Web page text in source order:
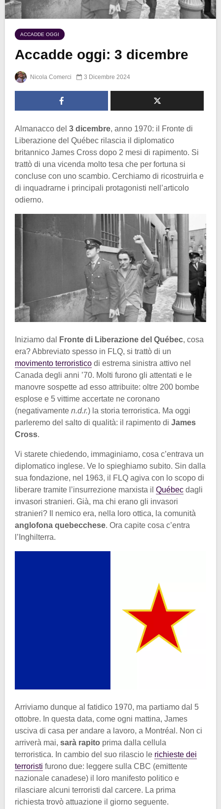
ACCADDE OGGI
Accadde oggi: 3 dicembre
Nicola Comerci 3 Dicembre 2024
Almanacco del 3 dicembre, anno 1970: il Fronte di
Liberazione del Québec rilascia il diplomatico
britannico James Cross dopo 2 mesi di rapimento. Si
trattò di una vicenda molto tesa che per fortuna si
concluse con uno scambio. Cerchiamo di ricostruirla e
di inquadrarne i principali protagonisti nell’articolo
odierno.
Iniziamo dal Fronte di Liberazione del Québec, cosa
era? Abbreviato spesso in FLQ, si trattò di un
movimento terroristico di estrema sinistra attivo nel
Canada degli anni ’70. Molti furono gli attentati e le
manovre sospette ad esso attribuite: oltre 200 bombe
esplose e 5 vittime accertate ne coronano
(negativamente n.d.r.) la storia terroristica. Ma oggi
parleremo del salto di qualità: il rapimento di James
Cross.
Vi starete chiedendo, immaginiamo, cosa c’entrava un
diplomatico inglese. Ve lo spieghiamo subito. Sin dalla
sua fondazione, nel 1963, il FLQ agiva con lo scopo di
liberare tramite l’insurrezione marxista il Québec dagli
invasori stranieri. Già, ma chi erano gli invasori
stranieri? Il nemico era, nella loro ottica, la comunità
anglofona quebecchese. Ora capite cosa c’entra
l’Inghilterra.
Arriviamo dunque al fatidico 1970, ma partiamo dal 5
ottobre. In questa data, come ogni mattina, James
usciva di casa per andare a lavoro, a Montréal. Non ci
arriverà mai, sarà rapito prima dalla cellula
terroristica. In cambio del suo rilascio le richieste dei
terroristi furono due: leggere sulla CBC (emittente
nazionale canadese) il loro manifesto politico e
rilasciare alcuni terroristi dal carcere. La prima
richiesta trovò attuazione il giorno seguente.